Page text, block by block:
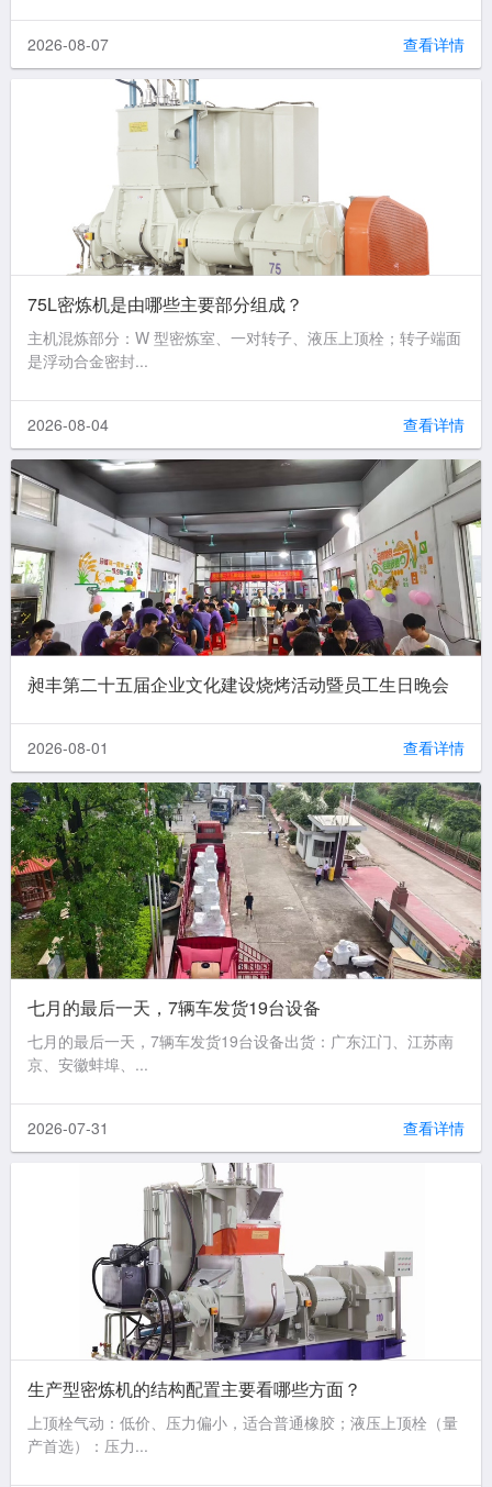
2026-08-07 查看详情
75L密炼机是由哪些主要部分组成？
主机混炼部分：W 型密炼室、一对转子、液压上顶栓；转子端面
是浮动合金密封...
2026-08-04 查看详情
昶丰第二十五届企业文化建设烧烤活动暨员工生日晚会
2026-08-01 查看详情
七月的最后一天，7辆车发货19台设备
七月的最后一天，7辆车发货19台设备出货：广东江门、江苏南
京、安徽蚌埠、...
2026-07-31 查看详情
生产型密炼机的结构配置主要看哪些方面？
上顶栓气动：低价、压力偏小，适合普通橡胶；液压上顶栓（量
产首选）：压力...